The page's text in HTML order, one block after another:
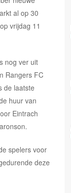
al op 30
vrijdag 11
nog ver uit
Rangers FC
de laatste
huur van
Eintrach
spelers voor
deze